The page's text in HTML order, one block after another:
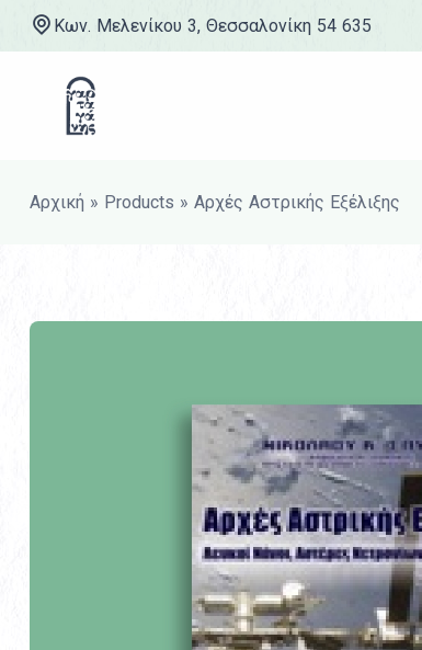
Μετάβαση στο περιεχόμενο
Κων. Μελενίκου 3, Θεσσαλονίκη 54 635
Αρχική » Products » Αρχές Αστρικής Εξέλιξης